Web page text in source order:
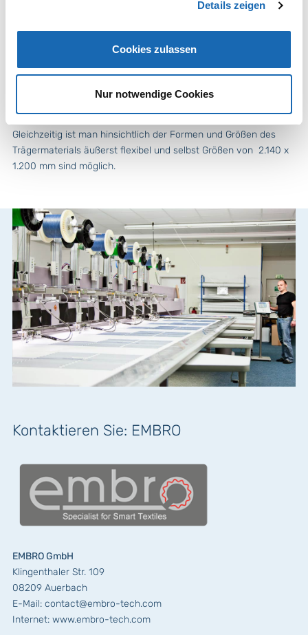
Details zeigen
Cookies zulassen
Nur notwendige Cookies
über die gesamte Fläche durch Widerstandsänderung
Die Vorteile des TWP Verfahrens liegen darin, dass die
leitfähigen Sensoren beliebig verlegt werden können - mit einer
Damit wird eine deutlich höhere Flexibilität & Knickbeständigkeit
Gleichzeitig ist man hinsichtlich der Formen und Größen des
Trägermaterials äußerst flexibel und selbst Größen von 2.140 x
1.200 mm sind möglich.
Kontaktieren Sie: EMBRO
EMBRO GmbH
Klingenthaler Str. 109
08209 Auerbach
E-Mail: contact@embro-tech.com
Internet: www.embro-tech.com